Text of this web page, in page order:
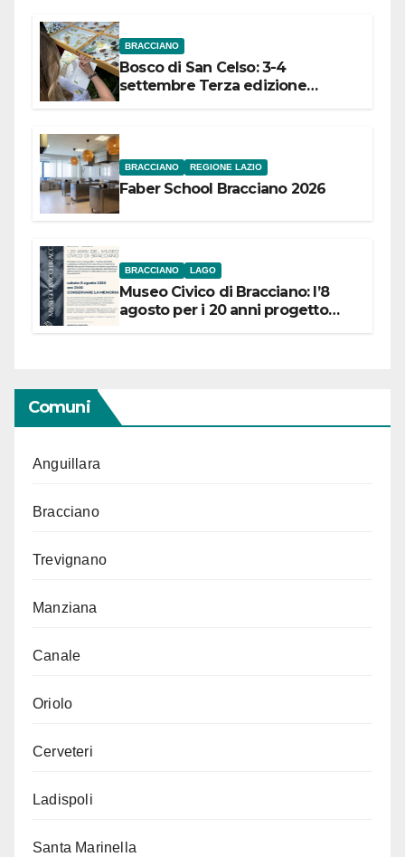
BRACCIANO
Bosco di San Celso: 3-4
settembre Terza edizione
BRACCIANO REGIONE LAZIO
Faber School Bracciano 2026
BRACCIANO LAGO
Museo Civico di Bracciano: l’8
agosto per i 20 anni progetto
Comuni
Anguillara
Bracciano
Trevignano
Manziana
Canale
Oriolo
Cerveteri
Ladispoli
Santa Marinella